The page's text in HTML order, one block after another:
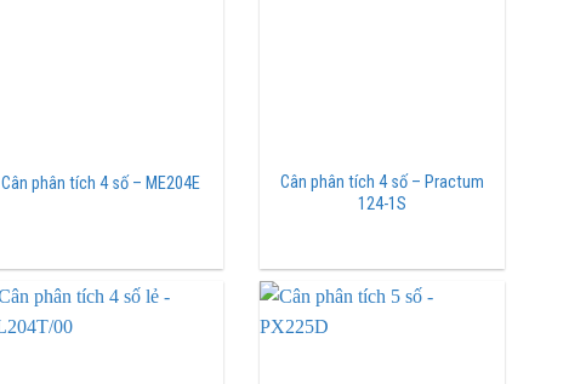
Cân phân tích 4 số – ME204E
Cân phân tích 4 số – Practum
124-1S